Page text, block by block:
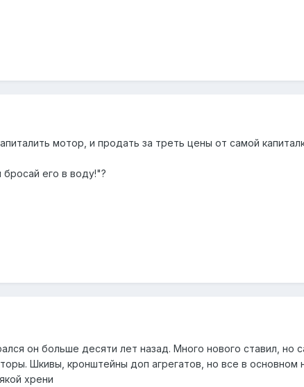
мотор, и продать за треть цены от самой
его в воду!"?
он больше десяти лет назад. Много нового ставил, но
Шкивы, кронштейны доп агрегатов, но все в основном
хрени